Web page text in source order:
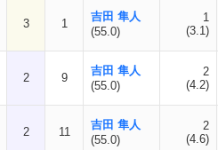
3 1
吉田 隼人
(55.0)
1
(3.1)
2 9
吉田 隼人
(55.0)
2
(4.2)
2 11
吉田 隼人
(55.0)
2
(4.6)